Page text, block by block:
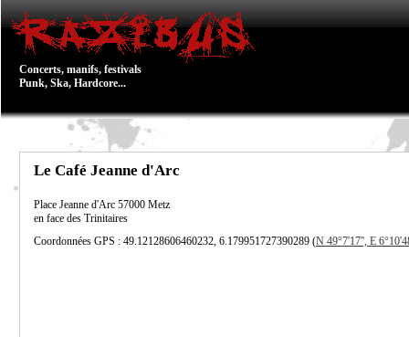
Concerts, manifs, festivals
Punk, Ska, Hardcore...
Le Café Jeanne d'Arc
Place Jeanne d'Arc 57000 Metz
en face des Trinitaires
Coordonnées GPS : 49.12128606460232, 6.179951727390289 (N 49°7'17'', E